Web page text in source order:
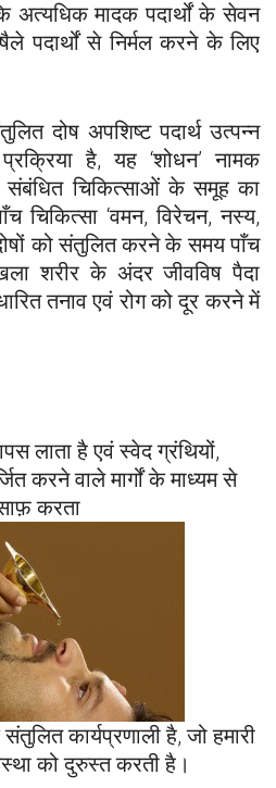
अत्यधिक मादक पदार्थों के सेवन
पदार्थों से निर्मल करने के लिए
दोष अपशिष्ट पदार्थ उत्पन्न
है, यह ‘शोधन’ नामक
संबंधित चिकित्साओं के समूह का
चिकित्सा ‘वमन, विरेचन, नस्य,
को संतुलित करने के समय पाँच
शरीर के अंदर जीवविष पैदा
तनाव एवं रोग को दूर करने में
लाता है एवं स्वेद ग्रंथियों,
करने वाले मार्गों के माध्यम से
करता
कार्यप्रणाली है, जो हमारी
को दुरुस्त करती है।